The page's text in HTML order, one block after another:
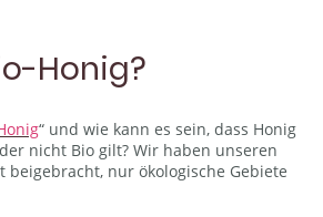
Honig?
“ und wie kann es sein, dass Honig
nicht Bio gilt? Wir haben unseren
beigebracht, nur ökologische Gebiete